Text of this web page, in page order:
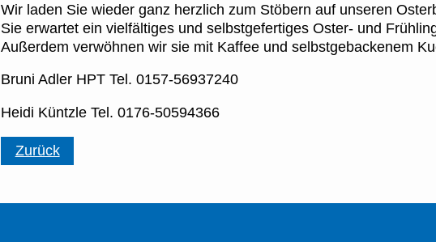
Wir laden Sie wieder ganz herzlich zum Stöbern auf unseren
Sie erwartet ein vielfältiges und selbstgefertiges Oster- und
Außerdem verwöhnen wir sie mit Kaffee und selbstgebackenem
Bruni Adler HPT Tel. 0157-56937240
Heidi Küntzle Tel. 0176-50594366
Zurück